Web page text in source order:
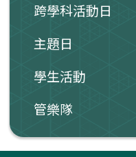
跨學科活動日
主題日
學生活動
管樂隊